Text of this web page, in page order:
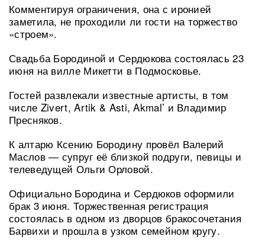
Комментируя ограничения, она с иронией
заметила, не проходили ли гости на торжество
«строем».
Свадьба Бородиной и Сердюкова состоялась 23
июня на вилле Микетти в Подмосковье.
Гостей развлекали известные артисты, в том
числе Zivert, Artik & Asti, Akmal’ и Владимир
Пресняков.
К алтарю Ксению Бородину провёл Валерий
Маслов — супруг её близкой подруги, певицы и
телеведущей Ольги Орловой.
Официально Бородина и Сердюков оформили
брак 3 июня. Торжественная регистрация
состоялась в одном из дворцов бракосочетания
Барвихи и прошла в узком семейном кругу.